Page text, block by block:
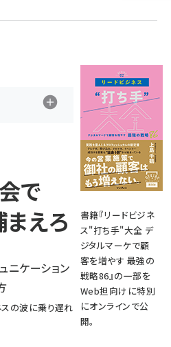
書籍『リードビジネ
ス"打ち手"大全 デ
ジタルマーケで顧
客を増やす 最強の
戦略86』の一部を
Web担向けに特別
にオンラインで公
開。
で
えろ
ニケーション
の波に乗り遅れ